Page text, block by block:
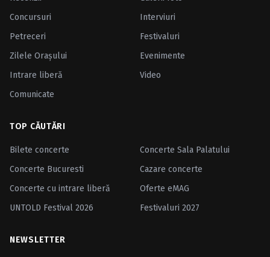
Concursuri
Interviuri
Petreceri
Festivaluri
Zilele Oraşului
Evenimente
Intrare liberă
Video
Comunicate
TOP CĂUTĂRI
Bilete concerte
Concerte Sala Palatului
Concerte Bucuresti
Cazare concerte
Concerte cu intrare liberă
Oferte eMAG
UNTOLD Festival 2026
Festivaluri 2027
NEWSLETTER